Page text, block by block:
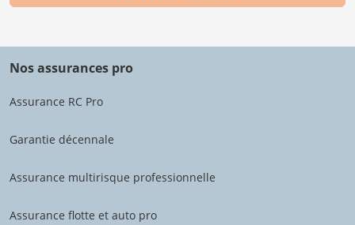
Nos assurances pro
Assurance RC Pro
Garantie décennale
Assurance multirisque professionnelle
Assurance flotte et auto pro